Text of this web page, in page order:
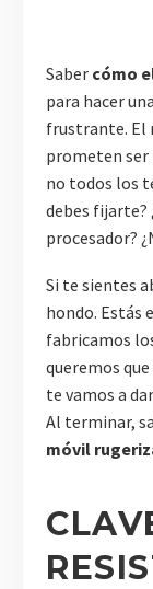
Saber cómo
para hacer
frustrante. El
prometen ser
no todos los
debes fijarte?
procesador?
Si te sientes
hondo. Estás
fabricamos
queremos
te vamos a
Al terminar,
móvil